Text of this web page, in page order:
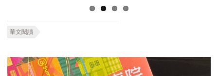
華文閱讀